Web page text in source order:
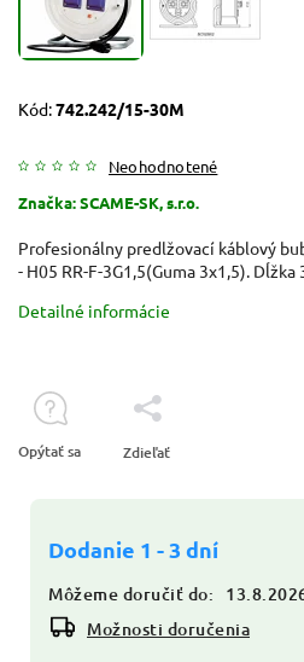
Kód:742.242/15-30M
Neohodnotené
Značka:SCAME-SK, s.r.o.
Dodanie 1 - 3 dní
Môžeme doručiť do:
Možnosti doručenia
Profesionálny predlžovací káblový
- H05 RR-F-3G1,5(Guma 3x1,5). Dĺžka
Detailné informácie
Opýtať sa Zdieľať